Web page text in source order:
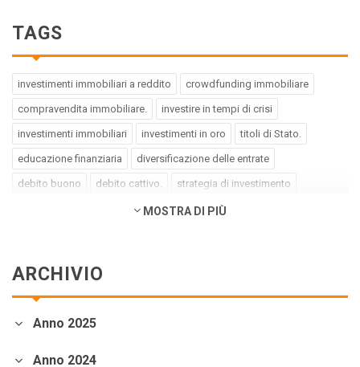
TAGS
investimenti immobiliari a reddito crowdfunding immobiliare
compravendita immobiliare. investire in tempi di crisi
investimenti immobiliari investimenti in oro titoli di Stato.
educazione finanziaria diversificazione delle entrate
debito buono debito cattivo. strategia di investimento
errori dell'investitore
crowdfunding. azioni sottovalutate
sistema bancario
MOSTRA DI PIÙ
ARCHIVIO
Anno 2025
Anno 2024